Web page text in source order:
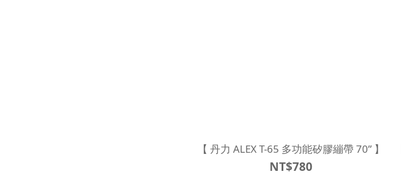
【 丹力 ALEX T-65 多功能矽膠繃帶 70” 】
NT$780